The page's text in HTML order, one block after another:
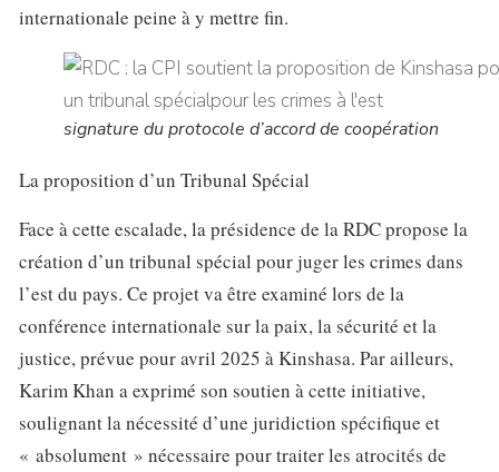
internationale peine à y mettre fin.
signature du protocole d’accord de coopération
La proposition d’un Tribunal Spécial
Face à cette escalade, la présidence de la RDC propose la
création d’un tribunal spécial pour juger les crimes dans
l’est du pays. Ce projet va être examiné lors de la
conférence internationale sur la paix, la sécurité et la
justice, prévue pour avril 2025 à Kinshasa. Par ailleurs,
Karim Khan a exprimé son soutien à cette initiative,
soulignant la nécessité d’une juridiction spécifique et
« absolument » nécessaire pour traiter les atrocités de